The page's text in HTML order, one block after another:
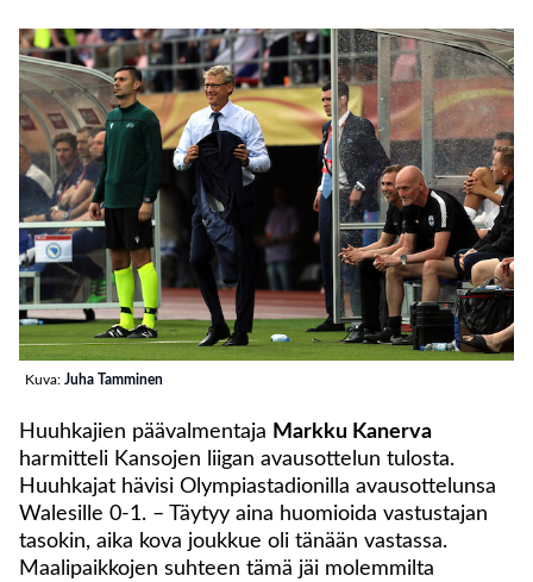
Kuva: Juha Tamminen
Huuhkajien päävalmentaja Markku Kanerva
harmitteli Kansojen liigan avausottelun tulosta.
Huuhkajat hävisi Olympiastadionilla avausottelunsa
Walesille 0-1. – Täytyy aina huomioida vastustajan
tasokin, aika kova joukkue oli tänään vastassa.
Maalipaikkojen suhteen tämä jäi molemmilta